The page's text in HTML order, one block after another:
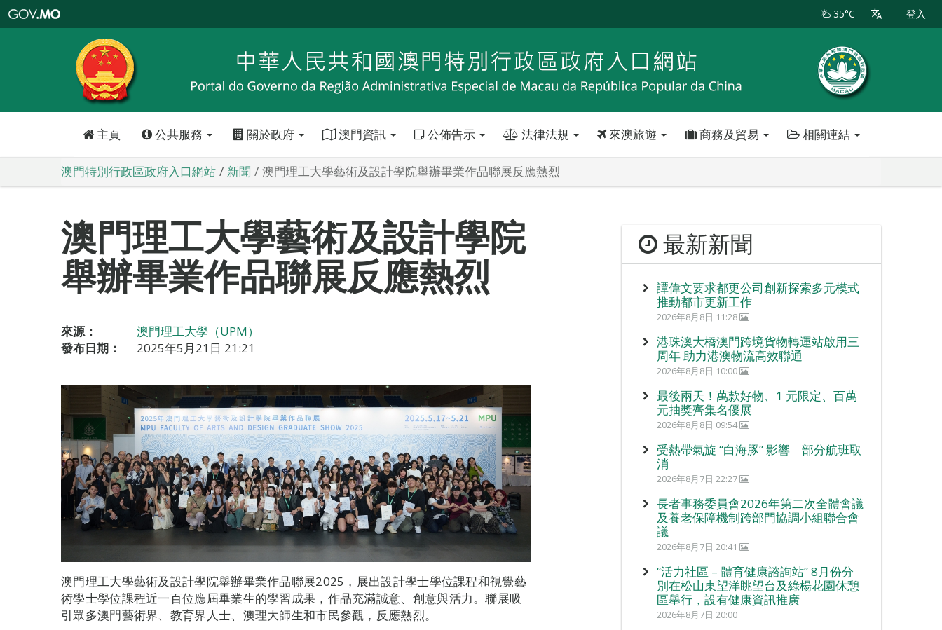
特
政
區
政
口
35°C 登入
主頁 公共服務 關於政府 澳門資訊 公佈告示 法律法規 來澳旅遊 商務及貿易 相關連結
澳門特別行政區政府入口網站 新聞 澳門理工大學藝術及設計學院舉辦畢業作品聯展反應熱烈
澳門理工大學藝術及設計學院
舉辦畢業作品聯展反應熱烈
來源：
澳門理工大學（UPM）
發布日期：
2025年5月21日 21:21
澳門理工大學藝術及設計學院舉辦畢業作品聯展2025，展出設計學士學位課程和視覺藝
術學士學位課程近一百位應屆畢業生的學習成果，作品充滿誠意、創意與活力。聯展吸
引眾多澳門藝術界、教育界人士、澳理大師生和市民參觀，反應熱烈。
最新新聞
譚偉文要求都更公司創新探索多元模式
推動都市更新工作
2026年8月8日 11:28
港珠澳大橋澳門跨境貨物轉運站啟用三
周年 助力港澳物流高效聯通
2026年8月8日 10:00
最後兩天！萬款好物、1 元限定、百萬
元抽獎齊集名優展
2026年8月8日 09:54
受熱帶氣旋 “白海豚” 影響 部分航班取
消
2026年8月7日 22:27
長者事務委員會2026年第二次全體會議
及養老保障機制跨部門協調小組聯合會
議
2026年8月7日 20:41
“活力社區 – 體育健康諮詢站” 8月份分
別在松山東望洋眺望台及綠楊花園休憩
區舉行，設有健康資訊推廣
2026年8月7日 20:00